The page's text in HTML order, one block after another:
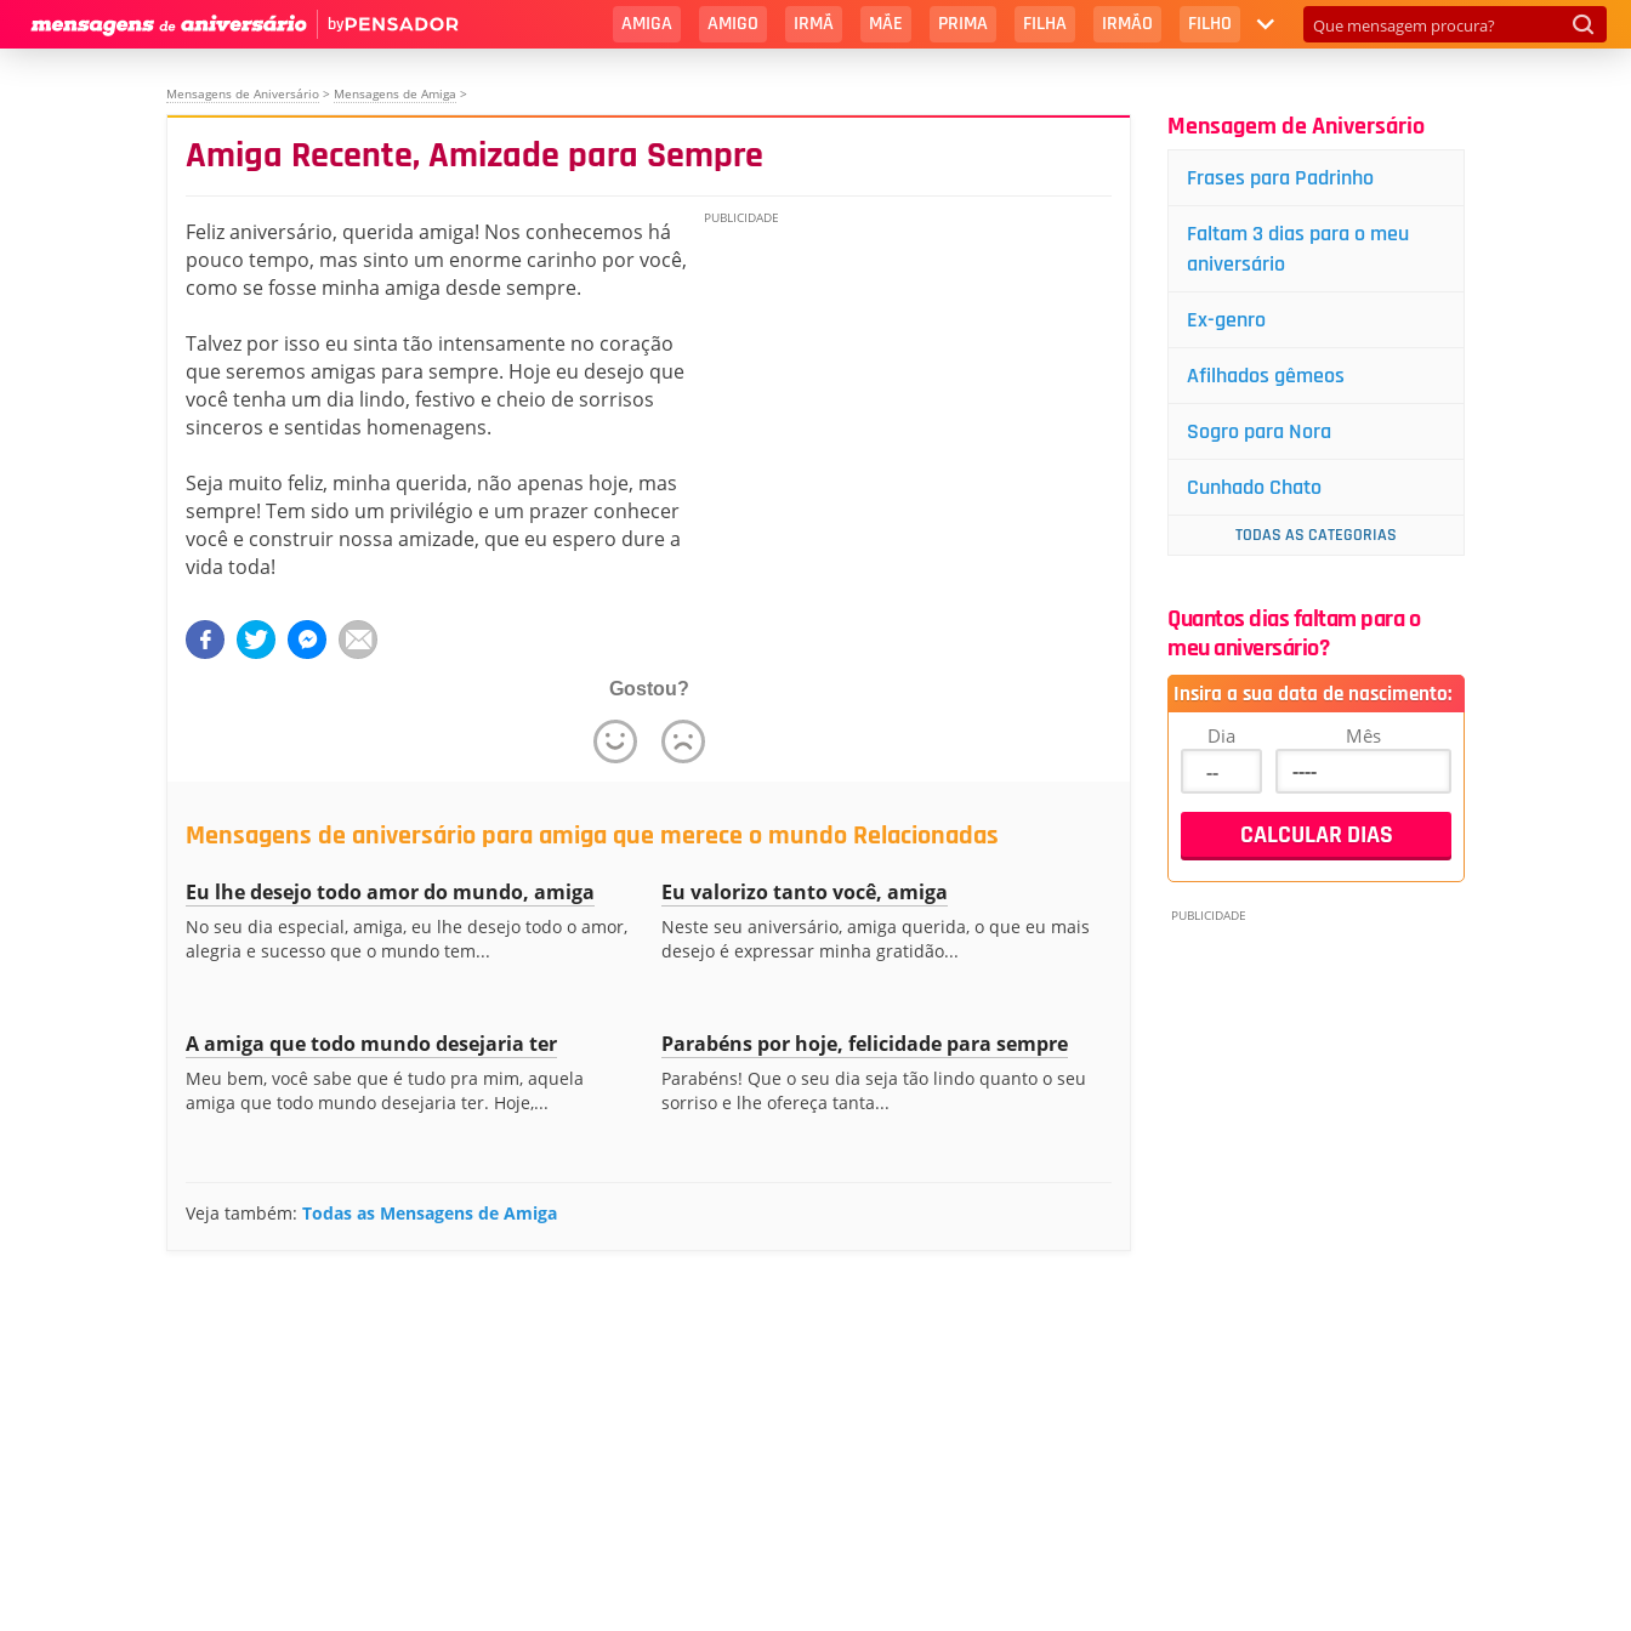
by AMIGA AMIGO IRMÃ MÃE PRIMA FILHA IRMÃO FILHO
Mensagens de Aniversário > Mensagens de Amiga >
Amiga Recente, Amizade para Sempre
Feliz aniversário, querida amiga! Nos conhecemos há
pouco tempo, mas sinto um enorme carinho por você,
como se fosse minha amiga desde sempre.
Talvez por isso eu sinta tão intensamente no coração
que seremos amigas para sempre. Hoje eu desejo que
você tenha um dia lindo, festivo e cheio de sorrisos
sinceros e sentidas homenagens.
Seja muito feliz, minha querida, não apenas hoje, mas
sempre! Tem sido um privilégio e um prazer conhecer
você e construir nossa amizade, que eu espero dure a
vida toda!
Gostou?
Mensagens de aniversário para amiga que merece o mundo Relacionadas
Eu lhe desejo todo amor do mundo, amiga
No seu dia especial, amiga, eu lhe desejo todo o amor,
alegria e sucesso que o mundo tem...
Eu valorizo tanto você, amiga
Neste seu aniversário, amiga querida, o que eu mais
desejo é expressar minha gratidão...
A amiga que todo mundo desejaria ter
Meu bem, você sabe que é tudo pra mim, aquela
amiga que todo mundo desejaria ter. Hoje,...
Parabéns por hoje, felicidade para sempre
Parabéns! Que o seu dia seja tão lindo quanto o seu
sorriso e lhe ofereça tanta...
Veja também: Todas as Mensagens de Amiga
Mensagem de Aniversário
Frases para Padrinho
Faltam 3 dias para o meu
aniversário
Ex-genro
Afilhados gêmeos
Sogro para Nora
Cunhado Chato
TODAS AS CATEGORIAS
Quantos dias faltam para o
meu aniversário?
Insira a sua data de nascimento:
Dia Mês